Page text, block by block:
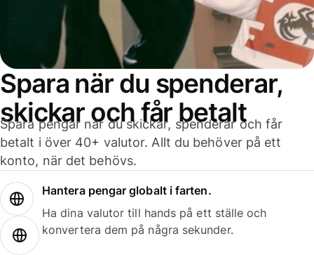
Spara när du spenderar,
skickar och får betalt
Spara pengar när du skickar, spenderar och får
betalt i över 40+ valutor. Allt du behöver på ett
konto, när det behövs.
Hantera pengar globalt i farten.
Ha dina valutor till hands på ett ställe och
konvertera dem på några sekunder.